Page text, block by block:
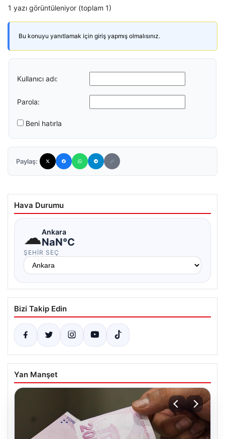
1 yazı görüntüleniyor (toplam 1)
Bu konuyu yanıtlamak için giriş yapmış olmalısınız.
Kullanıcı adı:
Parola:
Beni hatırla
Paylaş:
Hava Durumu
☁Ankara
NaN°C
ŞEHIR SEÇ
Bizi Takip Edin
Yan Manşet